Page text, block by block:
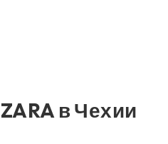
ZARA в Чехии